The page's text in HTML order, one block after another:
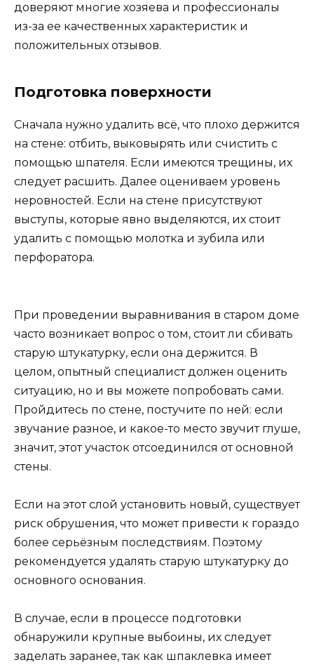
доверяют многие хозяева и профессионалы
из-за ее качественных характеристик и
положительных отзывов.
Подготовка поверхности
Сначала нужно удалить всё, что плохо держится
на стене: отбить, выковырять или счистить с
помощью шпателя. Если имеются трещины, их
следует расшить. Далее оцениваем уровень
неровностей. Если на стене присутствуют
выступы, которые явно выделяются, их стоит
удалить с помощью молотка и зубила или
перфоратора.
При проведении выравнивания в старом доме
часто возникает вопрос о том, стоит ли сбивать
старую штукатурку, если она держится. В
целом, опытный специалист должен оценить
ситуацию, но и вы можете попробовать сами.
Пройдитесь по стене, постучите по ней: если
звучание разное, и какое-то место звучит глуше,
значит, этот участок отсоединился от основной
стены.
Если на этот слой установить новый, существует
риск обрушения, что может привести к гораздо
более серьёзным последствиям. Поэтому
рекомендуется удалять старую штукатурку до
основного основания.
В случае, если в процессе подготовки
обнаружили крупные выбоины, их следует
заделать заранее, так как шпаклевка имеет